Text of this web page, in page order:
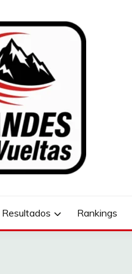
Resultados Rankings